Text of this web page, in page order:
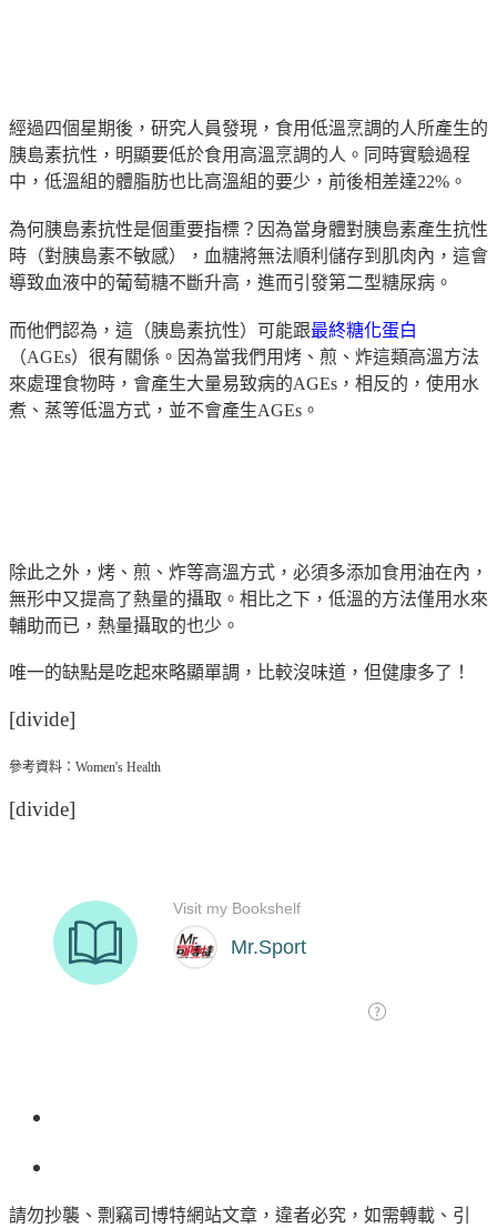
經過四個星期後，研究人員發現，食用低溫烹調的人所產生的
胰島素抗性，明顯要低於食用高溫烹調的人。同時實驗過程
中，低溫組的體脂肪也比高溫組的要少，前後相差達22%。
為何胰島素抗性是個重要指標？因為當身體對胰島素產生抗性
時（對胰島素不敏感），血糖將無法順利儲存到肌肉內，這會
導致血液中的葡萄糖不斷升高，進而引發第二型糖尿病。
而他們認為，這（胰島素抗性）可能跟最終糖化蛋白
（AGEs）很有關係。因為當我們用烤、煎、炸這類高溫方法
來處理食物時，會產生大量易致病的AGEs，相反的，使用水
煮、蒸等低溫方式，並不會產生AGEs。
除此之外，烤、煎、炸等高溫方式，必須多添加食用油在內，
無形中又提高了熱量的攝取。相比之下，低溫的方法僅用水來
輔助而已，熱量攝取的也少。
唯一的缺點是吃起來略顯單調，比較沒味道，但健康多了！
[divide]
參考資料：Women's Health
[divide]
請勿抄襲、剽竊司博特網站文章，違者必究，如需轉載、引